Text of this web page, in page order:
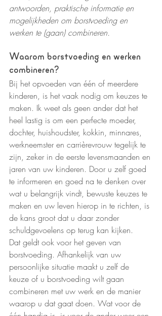
antwoorden, praktische informatie en
mogelijkheden om borstvoeding en
werken te (gaan) combineren.
Waarom borstvoeding en werken
combineren?
Bij het opvoeden van één of meerdere
kinderen, is het vaak nodig om keuzes te
maken. Ik weet als geen ander dat het
heel lastig is om een perfecte moeder,
dochter, huishoudster, kokkin, minnares,
werkneemster en carrièrevrouw tegelijk te
zijn, zeker in de eerste levensmaanden en
jaren van uw kinderen. Door u zelf goed
te informeren en goed na te denken over
wat u belangrijk vindt, bewuste keuzes te
maken en uw leven hierop in te richten, is
de kans groot dat u daar zonder
schuldgevoelens op terug kan kijken.
Dat geldt ook voor het geven van
borstvoeding. Afhankelijk van uw
persoonlijke situatie maakt u zelf de
keuze of u borstvoeding wilt gaan
combineren met uw werk en de manier
waarop u dat gaat doen. Wat voor de